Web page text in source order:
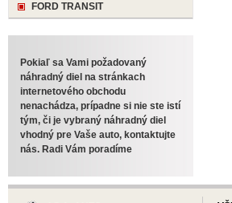
FORD TRANSIT
Pokiaľ sa Vami požadovaný
náhradný diel na stránkach
internetového obchodu
nenachádza, prípadne si nie ste istí
tým, či je vybraný náhradný diel
vhodný pre Vaše auto, kontaktujte
nás. Radi Vám poradíme